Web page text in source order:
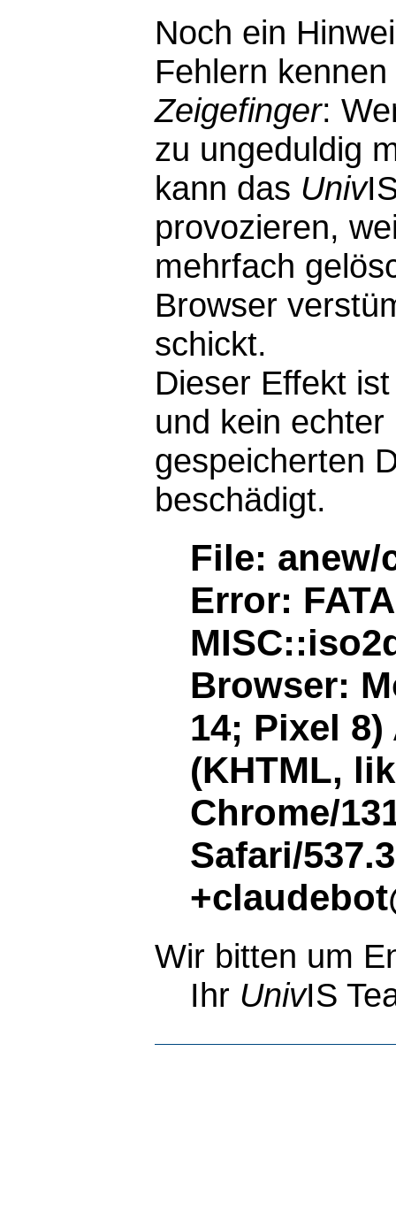
Noch ein
Fehlern
Zeigefinger:
zu ungeduldig
kann das Univ
provozieren,
mehrfach
Browser
schickt.
Dieser Effekt
und kein
gespeicherten
beschädigt.
File: anew/
Error:
Browser:
14; Pixel
(KHTML,
Chrome/
Safari/
Wir bitten um
Ihr UnivIS